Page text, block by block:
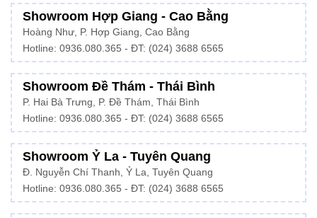
Showroom Hợp Giang - Cao Bằng
Hoàng Như, P. Hợp Giang, Cao Bằng
Hotline: 0936.080.365 - ĐT: (024) 3688 6565
Showroom Đề Thám - Thái Bình
P. Hai Bà Trưng, P. Đề Thám, Thái Bình
Hotline: 0936.080.365 - ĐT: (024) 3688 6565
Showroom Ỷ La - Tuyên Quang
Đ. Nguyễn Chí Thanh, Ỷ La, Tuyên Quang
Hotline: 0936.080.365 - ĐT: (024) 3688 6565